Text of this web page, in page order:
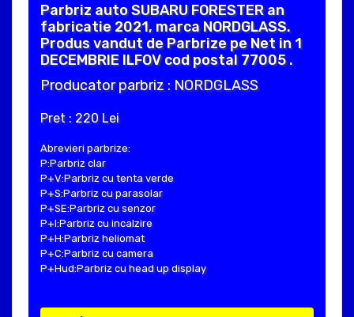
Parbriz auto SUBARU FORESTER an
fabricatie 2021, marca NORDGLASS.
Produs vandut de Parbrize pe Net in 1
DECEMBRIE ILFOV cod postal 77005 .
Producator parbriz : NORDGLASS
Pret : 220 Lei
Abrevieri parbrize:
P:Parbriz clar
P+V:Parbriz cu tenta verde
P+S:Parbriz cu parasolar
P+SE:Parbriz cu senzor
P+I:Parbriz cu incalzire
P+H:Parbriz heliomat
P+C:Parbriz cu camera
P+Hud:Parbriz cu head up display